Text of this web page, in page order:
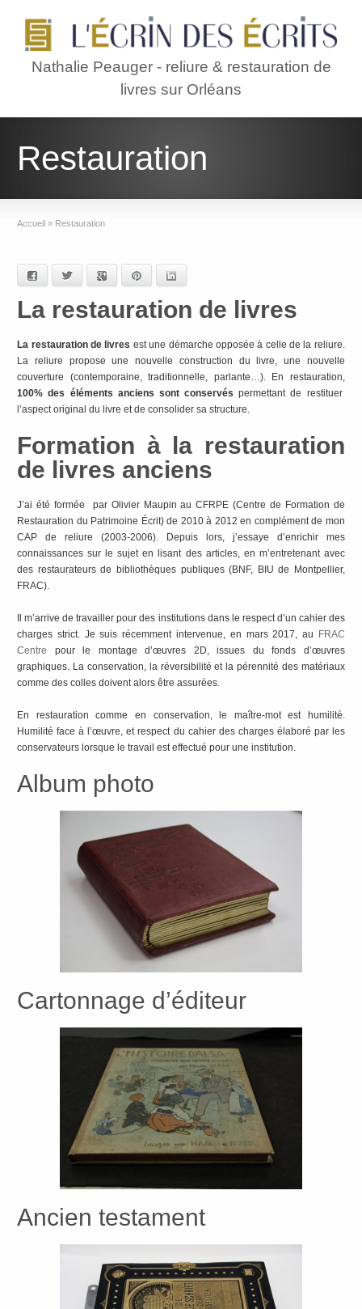
Nathalie Peauger - reliure & restauration de
livres sur Orléans
Restauration
Accueil » Restauration
Facebook Twitter Google+ Pinterest
La restauration de livres
La restauration de livres est une démarche opposée à celle de la reliure.
La reliure propose une nouvelle construction du livre, une nouvelle
couverture (contemporaine, traditionnelle, parlante…). En restauration,
100% des éléments anciens sont conservéspermettant de restituer
l’aspect original du livre et de consolider sa structure.
Formation à la restauration
de livres anciens
J’ai été formée par Olivier Maupin au CFRPE (Centre de Formation de
Restauration du Patrimoine Écrit) de 2010 à 2012 en complément de mon
CAP de reliure (2003-2006). Depuis lors, j’essaye d’enrichir mes
connaissances sur le sujet en lisant des articles, en m’entretenant avec
des restaurateurs de bibliothèques publiques (BNF, BIU de Montpellier,
FRAC).
Il m’arrive de travailler pour des institutions dans le respect d’un cahier des
charges strict. Je suis récemment intervenue, en mars 2017, au
FRAC
Centre pour le montage d’œuvres 2D, issues du fonds d’œuvres
graphiques. La conservation, la réversibilité et la pérennité des matériaux
comme des colles doivent alors être assurées.
En restauration comme en conservation, le maître-mot est humilité.
Humilité face à l’œuvre, et respect du cahier des charges élaboré par les
conservateurs lorsque le travail est effectué pour une institution.
Album photo
Cartonnage d’éditeur
Ancien testament